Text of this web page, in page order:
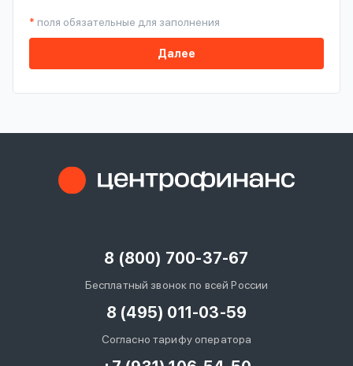
* поля обязательные для заполнения
Далее
8 (800) 700-37-67
Бесплатный звонок по всей России
8 (495) 011-03-59
Согласно тарифу оператора